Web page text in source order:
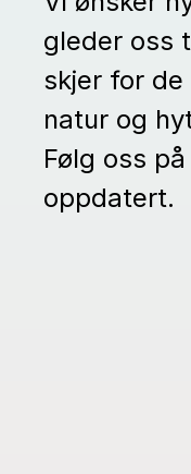
gleder oss
skjer for
natur og
Følg oss
oppdatert.